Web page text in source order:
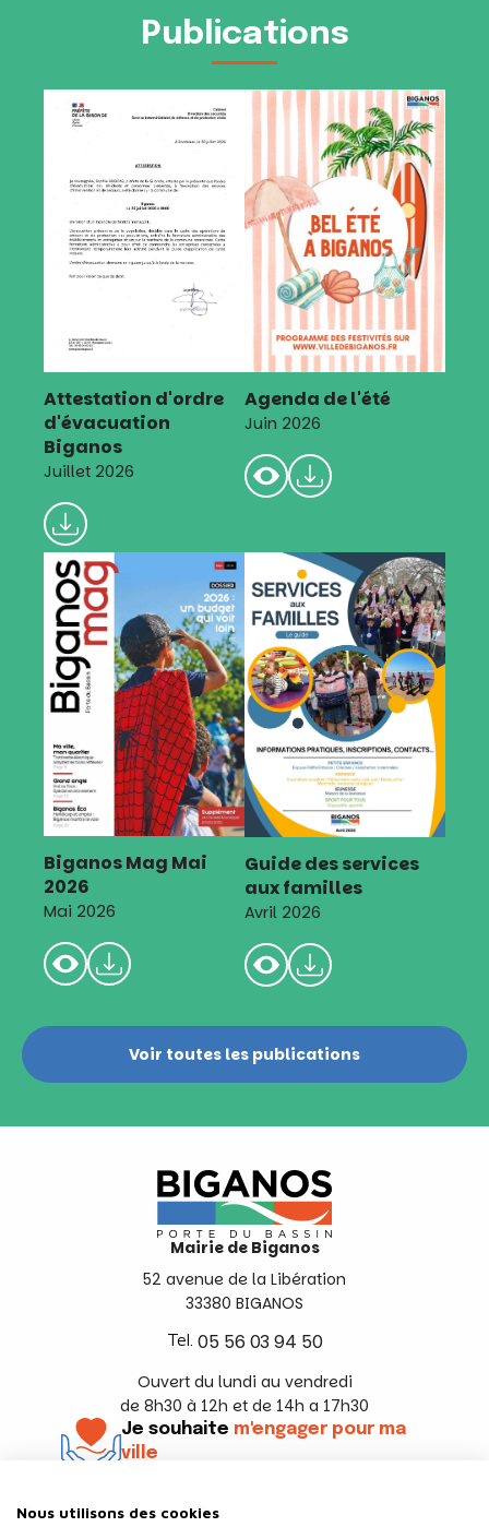
Publications
Attestation d'ordre
d'évacuation
Biganos
Juillet 2026
Agenda de l'été
Juin 2026
Biganos Mag Mai
2026
Mai 2026
Guide des services
aux familles
Avril 2026
Voir toutes les publications
Mairie de Biganos
52 avenue de la Libération
33380 BIGANOS
Tel. 05 56 03 94 50
Ouvert du lundi au vendredi
de 8h30 à 12h et de 14h a 17h30
Je souhaite m'engager pour ma
ville
Nous utilisons des cookies